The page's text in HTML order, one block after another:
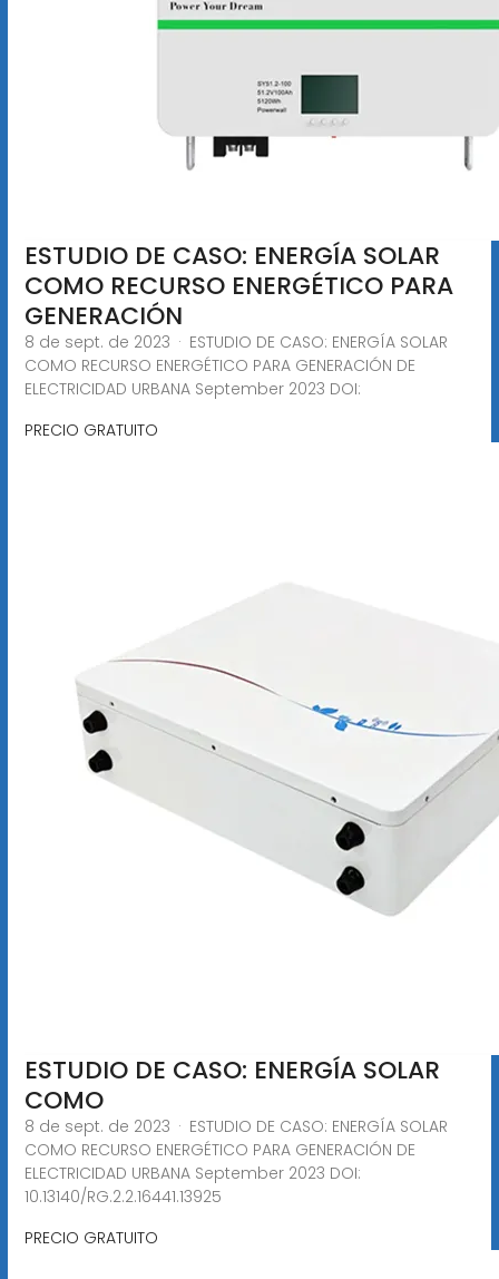
ESTUDIO DE CASO: ENERGÍA SOLAR
COMO RECURSO ENERGÉTICO PARA
GENERACIÓN
8 de sept. de 2023 · ESTUDIO DE CASO: ENERGÍA SOLAR
COMO RECURSO ENERGÉTICO PARA GENERACIÓN DE
ELECTRICIDAD URBANA September 2023 DOI:
PRECIO GRATUITO
ESTUDIO DE CASO: ENERGÍA SOLAR
COMO
8 de sept. de 2023 · ESTUDIO DE CASO: ENERGÍA SOLAR
COMO RECURSO ENERGÉTICO PARA GENERACIÓN DE
ELECTRICIDAD URBANA September 2023 DOI:
10.13140/RG.2.2.16441.13925
PRECIO GRATUITO